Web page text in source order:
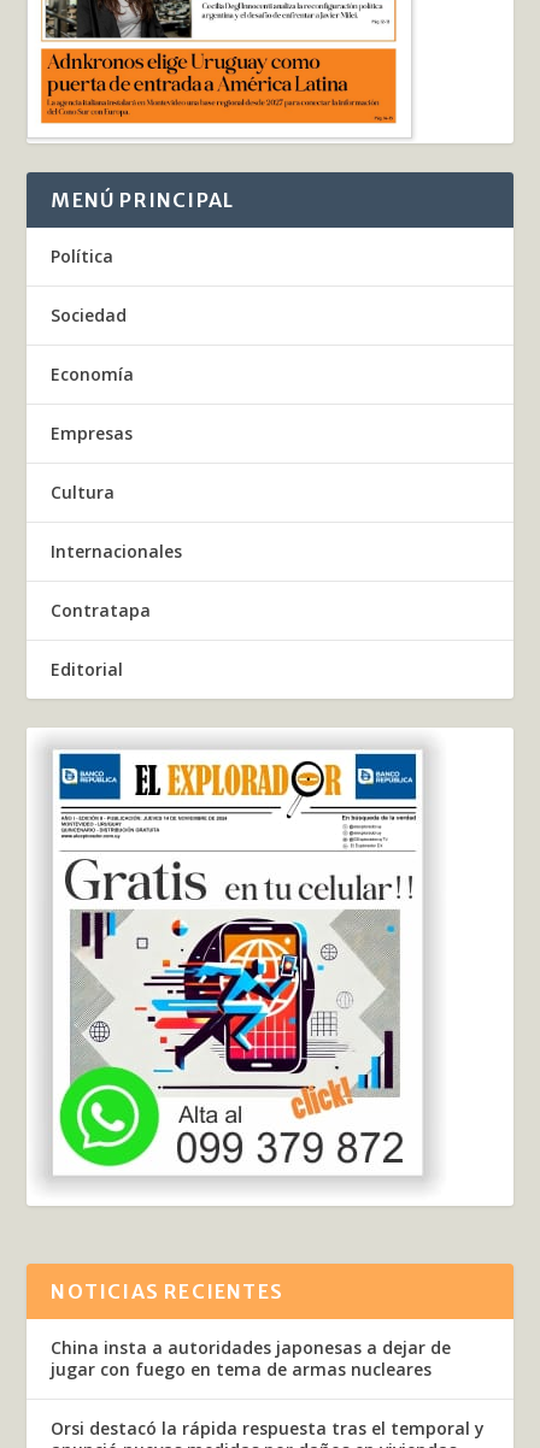
MENÚ PRINCIPAL
Política
Sociedad
Economía
Empresas
Cultura
Internacionales
Contratapa
Editorial
NOTICIAS RECIENTES
China insta a autoridades japonesas a dejar de
jugar con fuego en tema de armas nucleares
Orsi destacó la rápida respuesta tras el temporal y